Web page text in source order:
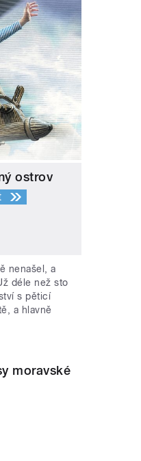
ostrov
nenašel, a
déle než sto
s pěticí
a hlavně
moravské